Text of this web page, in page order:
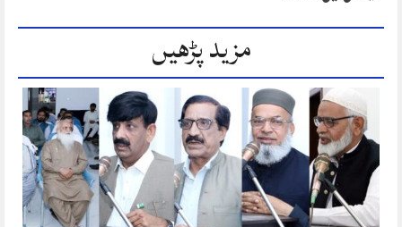
مزید پڑھیں